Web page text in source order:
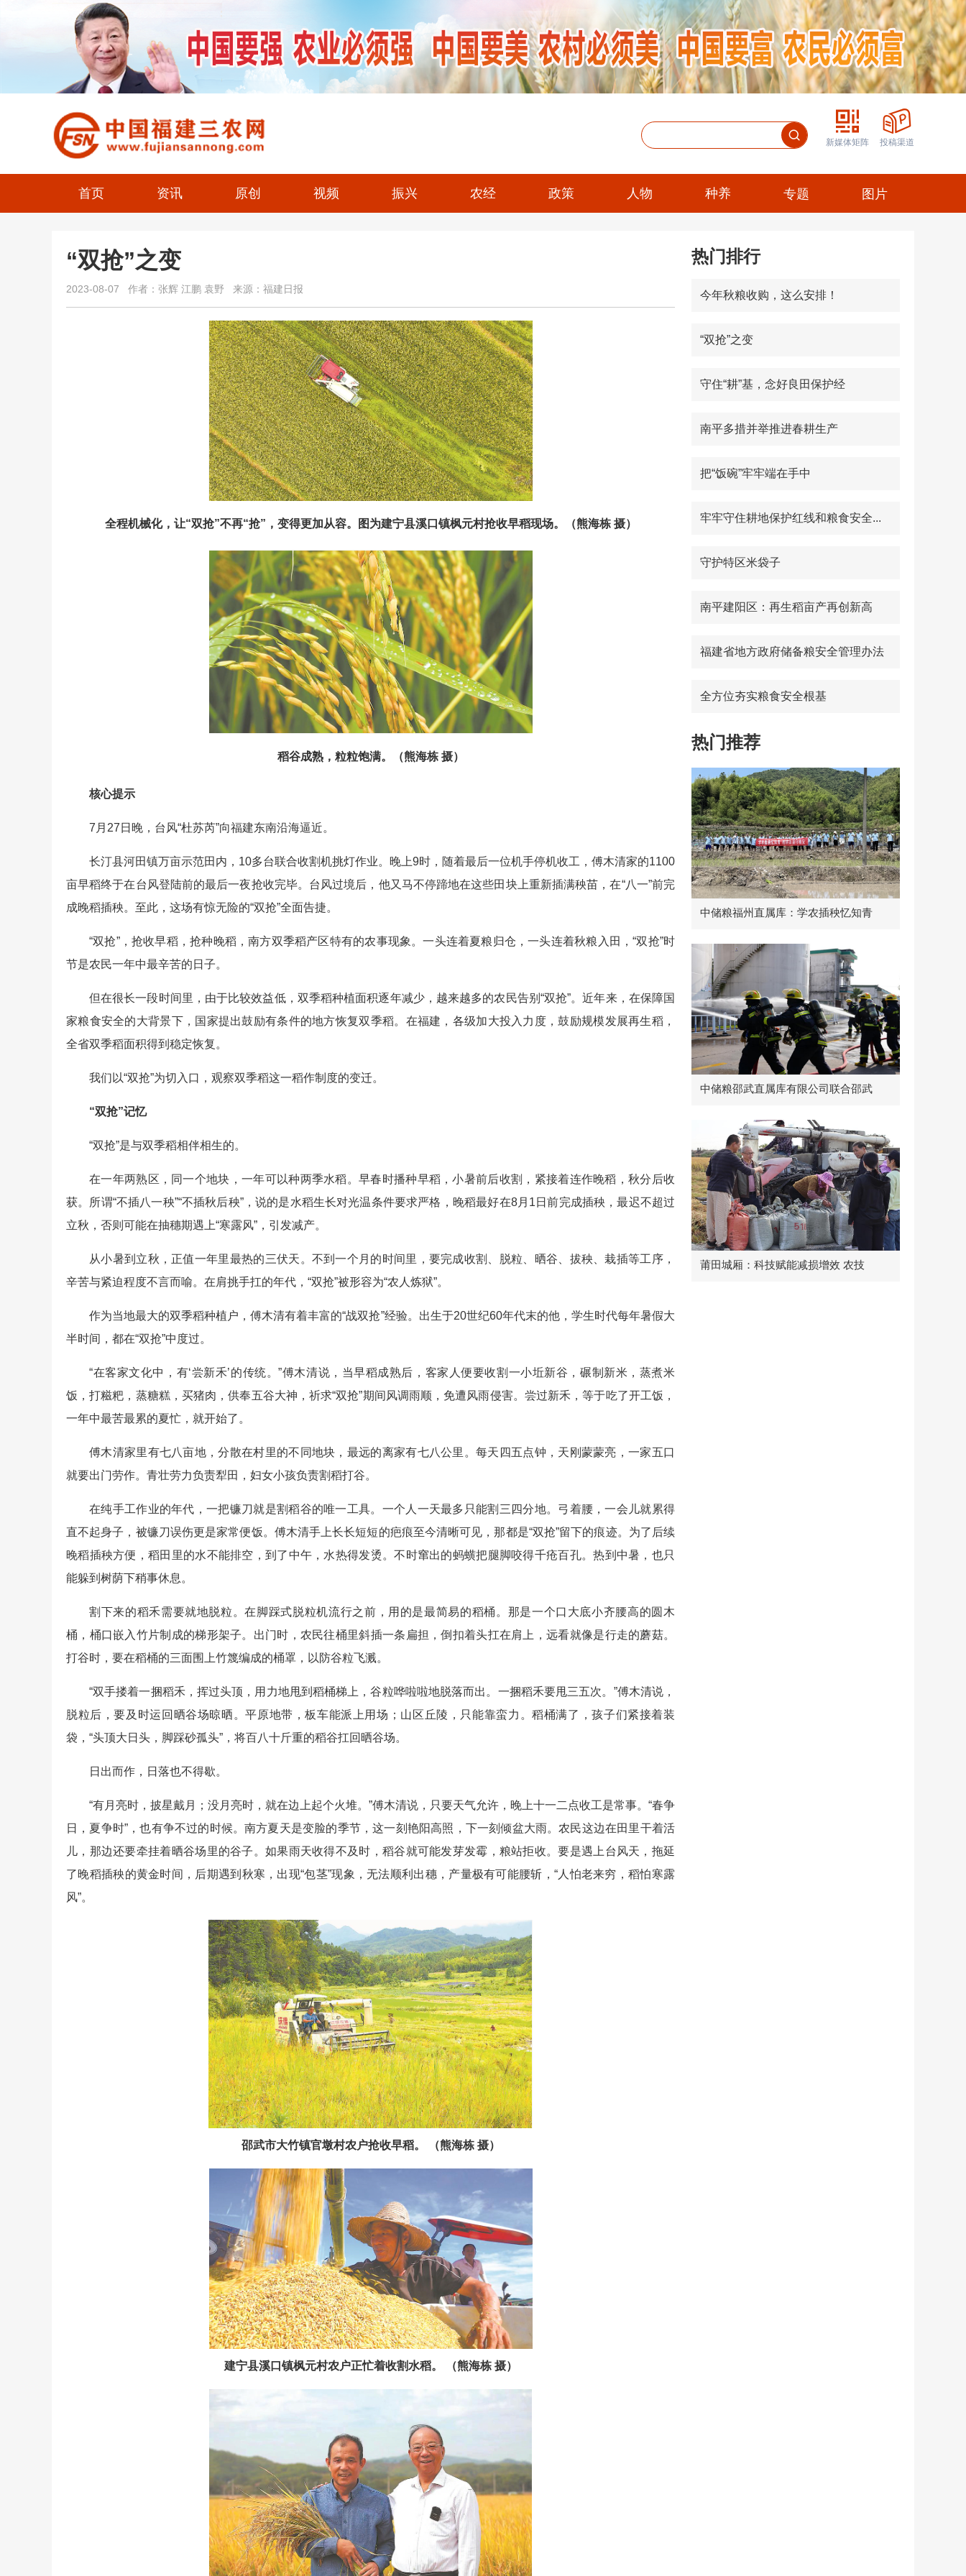
新媒体矩阵 投稿渠道
首页 资讯 原创 视频 振兴 农经 政策 人物 种养 专题 图片
“双抢”之变
2023-08-07 作者：张辉 江鹏 袁野 来源：福建日报
全程机械化，让“双抢”不再“抢”，变得更加从容。图为建宁县溪口镇枫元村抢收早稻现场。（熊海栋 摄）
稻谷成熟，粒粒饱满。（熊海栋 摄）
核心提示
7月27日晚，台风“杜苏芮”向福建东南沿海逼近。
长汀县河田镇万亩示范田内，10多台联合收割机挑灯作业。晚上9时，随着最后一位机手停机收工，傅木清家的1100
亩早稻终于在台风登陆前的最后一夜抢收完毕。台风过境后，他又马不停蹄地在这些田块上重新插满秧苗，在“八一”前完
成晚稻插秧。至此，这场有惊无险的“双抢”全面告捷。
“双抢”，抢收早稻，抢种晚稻，南方双季稻产区特有的农事现象。一头连着夏粮归仓，一头连着秋粮入田，“双抢”时
节是农民一年中最辛苦的日子。
但在很长一段时间里，由于比较效益低，双季稻种植面积逐年减少，越来越多的农民告别“双抢”。近年来，在保障国
家粮食安全的大背景下，国家提出鼓励有条件的地方恢复双季稻。在福建，各级加大投入力度，鼓励规模发展再生稻，
全省双季稻面积得到稳定恢复。
我们以“双抢”为切入口，观察双季稻这一稻作制度的变迁。
“双抢”记忆
“双抢”是与双季稻相伴相生的。
在一年两熟区，同一个地块，一年可以种两季水稻。早春时播种早稻，小暑前后收割，紧接着连作晚稻，秋分后收
获。所谓“不插八一秧”“不插秋后秧”，说的是水稻生长对光温条件要求严格，晚稻最好在8月1日前完成插秧，最迟不超过
立秋，否则可能在抽穗期遇上“寒露风”，引发减产。
从小暑到立秋，正值一年里最热的三伏天。不到一个月的时间里，要完成收割、脱粒、晒谷、拔秧、栽插等工序，
辛苦与紧迫程度不言而喻。在肩挑手扛的年代，“双抢”被形容为“农人炼狱”。
作为当地最大的双季稻种植户，傅木清有着丰富的“战双抢”经验。出生于20世纪60年代末的他，学生时代每年暑假大
半时间，都在“双抢”中度过。
“在客家文化中，有‘尝新禾’的传统。”傅木清说，当早稻成熟后，客家人便要收割一小坵新谷，碾制新米，蒸煮米
饭，打糍粑，蒸糖糕，买猪肉，供奉五谷大神，祈求“双抢”期间风调雨顺，免遭风雨侵害。尝过新禾，等于吃了开工饭，
一年中最苦最累的夏忙，就开始了。
傅木清家里有七八亩地，分散在村里的不同地块，最远的离家有七八公里。每天四五点钟，天刚蒙蒙亮，一家五口
就要出门劳作。青壮劳力负责犁田，妇女小孩负责割稻打谷。
在纯手工作业的年代，一把镰刀就是割稻谷的唯一工具。一个人一天最多只能割三四分地。弓着腰，一会儿就累得
直不起身子，被镰刀误伤更是家常便饭。傅木清手上长长短短的疤痕至今清晰可见，那都是“双抢”留下的痕迹。为了后续
晚稻插秧方便，稻田里的水不能排空，到了中午，水热得发烫。不时窜出的蚂蟥把腿脚咬得千疮百孔。热到中暑，也只
能躲到树荫下稍事休息。
割下来的稻禾需要就地脱粒。在脚踩式脱粒机流行之前，用的是最简易的稻桶。那是一个口大底小齐腰高的圆木
桶，桶口嵌入竹片制成的梯形架子。出门时，农民往桶里斜插一条扁担，倒扣着头扛在肩上，远看就像是行走的蘑菇。
打谷时，要在稻桶的三面围上竹篾编成的桶罩，以防谷粒飞溅。
“双手搂着一捆稻禾，挥过头顶，用力地甩到稻桶梯上，谷粒哗啦啦地脱落而出。一捆稻禾要甩三五次。”傅木清说，
脱粒后，要及时运回晒谷场晾晒。平原地带，板车能派上用场；山区丘陵，只能靠蛮力。稻桶满了，孩子们紧接着装
袋，“头顶大日头，脚踩砂孤头”，将百八十斤重的稻谷扛回晒谷场。
日出而作，日落也不得歇。
“有月亮时，披星戴月；没月亮时，就在边上起个火堆。”傅木清说，只要天气允许，晚上十一二点收工是常事。“春争
日，夏争时”，也有争不过的时候。南方夏天是变脸的季节，这一刻艳阳高照，下一刻倾盆大雨。农民这边在田里干着活
儿，那边还要牵挂着晒谷场里的谷子。如果雨天收得不及时，稻谷就可能发芽发霉，粮站拒收。要是遇上台风天，拖延
了晚稻插秧的黄金时间，后期遇到秋寒，出现“包茎”现象，无法顺利出穗，产量极有可能腰斩，“人怕老来穷，稻怕寒露
风”。
邵武市大竹镇官墩村农户抢收早稻。 （熊海栋 摄）
建宁县溪口镇枫元村农户正忙着收割水稻。 （熊海栋 摄）
热门排行
今年秋粮收购，这么安排！
“双抢”之变
守住“耕”基，念好良田保护经
南平多措并举推进春耕生产
把“饭碗”牢牢端在手中
牢牢守住耕地保护红线和粮食安全...
守护特区米袋子
南平建阳区：再生稻亩产再创新高
福建省地方政府储备粮安全管理办法
全方位夯实粮食安全根基
热门推荐
中储粮福州直属库：学农插秧忆知青
中储粮邵武直属库有限公司联合邵武
莆田城厢：科技赋能减损增效 农技